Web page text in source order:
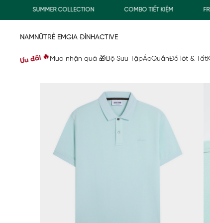
SUMMER COLLECTION COMBO TIẾT KIỆM
NAMNỮTRẺ EMGIA ĐÌNHACTIVE
Ưu đãi 🔥 Mua nhận quà 🎁Bộ Sưu TậpÁoQuầnĐồ lót & Tất